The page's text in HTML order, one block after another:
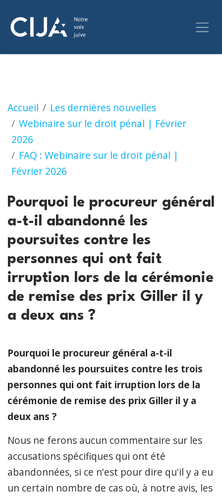
Accueil
Les dernières nouvelles
Webinaire sur le droit pénal | Février
2026
FAQ : Webinaire sur le droit pénal |
Février 2026
Pourquoi le procureur général a-t-il
Pourquoi le procureur général
a-t-il abandonné les
poursuites contre les
personnes qui ont fait
irruption lors de la cérémonie
de remise des prix Giller il y
a deux ans ?
Pourquoi le procureur général a-t-il
abandonné les poursuites contre les trois
personnes qui ont fait irruption lors de la
cérémonie de remise des prix Giller il y a
deux ans ?
Nous ne ferons aucun commentaire sur les
accusations spécifiques qui ont été
abandonnées, si ce n'est pour dire qu'il y a eu
un certain nombre de cas où, à notre avis, les